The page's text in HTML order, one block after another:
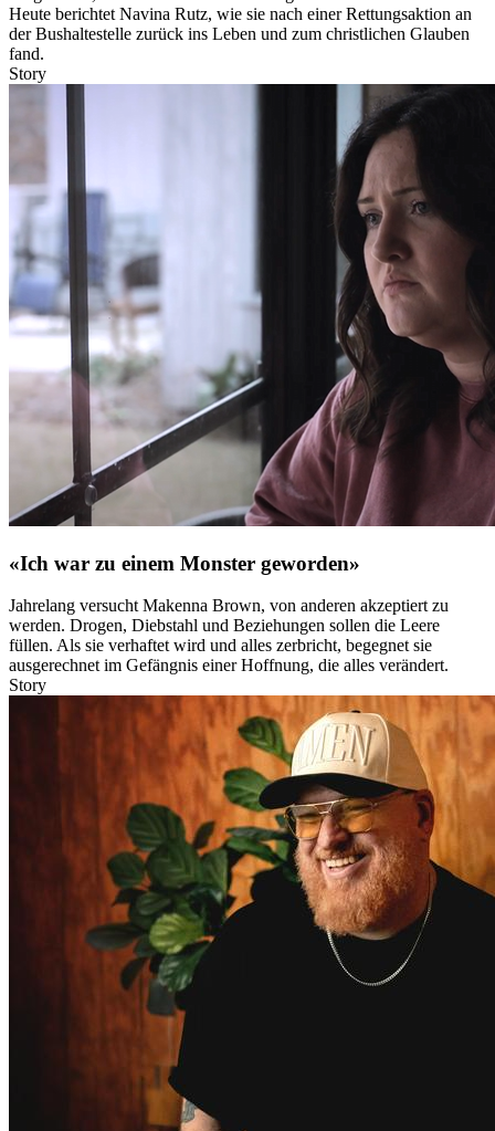
Heute berichtet Navina Rutz, wie sie nach einer Rettungsaktion an
der Bushaltestelle zurück ins Leben und zum christlichen Glauben
fand.
Story
«Ich war zu einem Monster geworden»
Jahrelang versucht Makenna Brown, von anderen akzeptiert zu
werden. Drogen, Diebstahl und Beziehungen sollen die Leere
füllen. Als sie verhaftet wird und alles zerbricht, begegnet sie
ausgerechnet im Gefängnis einer Hoffnung, die alles verändert.
Story